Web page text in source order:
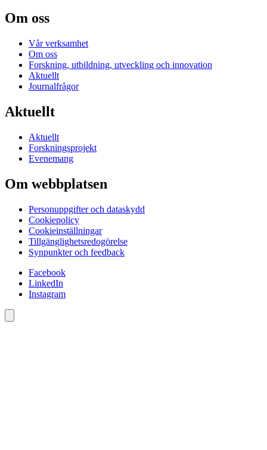
Om oss
Vår verksamhet
Om oss
Forskning, utbildning, utveckling och innovation
Aktuellt
Journalfrågor
Aktuellt
Aktuellt
Forskningsprojekt
Evenemang
Om webbplatsen
Personuppgifter och dataskydd
Cookiepolicy
Cookieinställningar
Tillgänglighetsredogörelse
Synpunkter och feedback
Facebook
LinkedIn
Instagram